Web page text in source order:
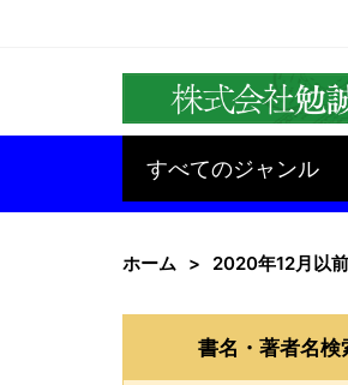
すべてのジャンル
ホーム 2020年12月以前
書名・著者名検